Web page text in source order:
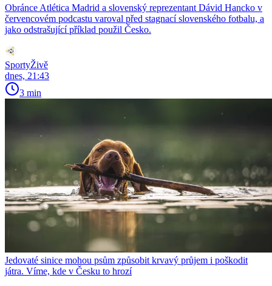
Obránce Atlética Madrid a slovenský reprezentant Dávid Hancko v
červencovém podcastu varoval před stagnací slovenského fotbalu, a
jako odstrašující příklad použil Česko.
SportyŽivě
dnes, 21:43
3 min
Jedovaté sinice mohou psům způsobit krvavý průjem i poškodit
játra. Víme, kde v Česku to hrozí